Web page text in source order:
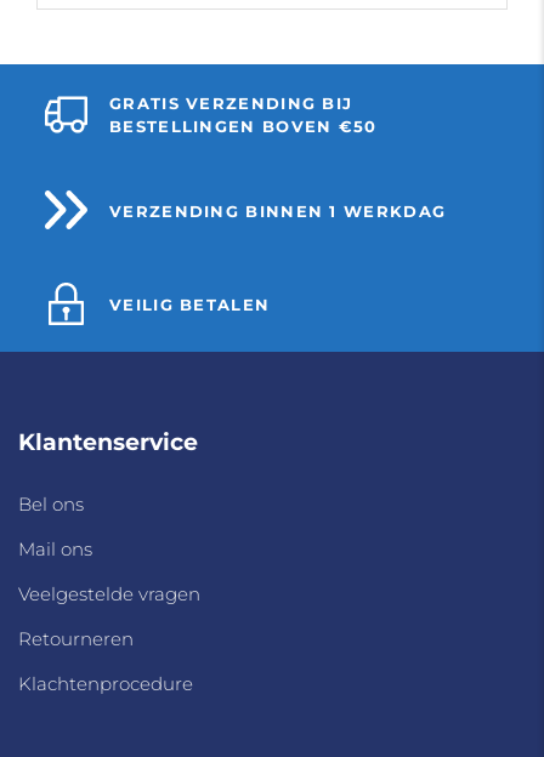
GRATIS VERZENDING BIJ
BESTELLINGEN BOVEN €50
VERZENDING BINNEN 1 WERKDAG
VEILIG BETALEN
Klantenservice
Bel ons
Mail ons
Veelgestelde vragen
Retourneren
Klachtenprocedure